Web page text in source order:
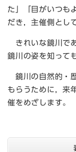
た」「目がいつも
だき，主催側とし
きれいな鏡川で
鏡川の姿を知って
鏡川の自然的・
もらうために，来
催をめざします。